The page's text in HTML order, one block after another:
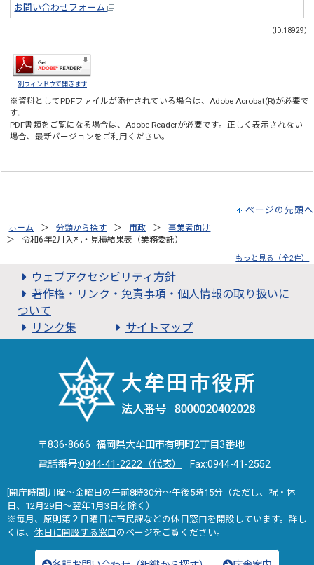
お問い合わせフォーム
（ID:18929）
別ウィンドウで開きます
※資料としてPDFファイルが添付されている場合は、Adobe Acrobat(R)が必要で
す。
PDF書類をご覧になる場合は、Adobe Readerが必要です。正しく表示されない
場合、最新バージョンをご利用ください。
ページの先頭へ
ホーム 分類から探す 市政
事業者向け
令和6年2月入札・見積結果表（業務委託）
もっと見る（全2件）
ウェブアクセシビリティ方針
著作権・リンク・免責事項・個人情報の取り扱いに
ついて
リンク集
サイトマップ
〒836-8666 福岡県大牟田市有明町2丁目3番地
電話番号:0944-41-2222（代表） Fax:0944-41-2552
[開庁時間]月曜～金曜日の午前8時30分～午後5時15分（ただし、祝・休
日、12月29日～翌年1月3日を除く）
※毎月、原則第２日曜日に市民課などの休日窓口を開設しています。詳し
くは、 休日に開設する窓口のページをご覧ください。